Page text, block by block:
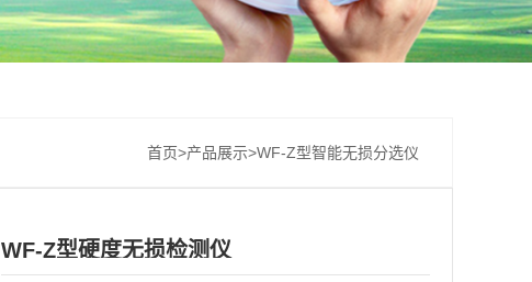
首页>产品展示>WF-Z型智能无损分选仪
WF-Z型硬度无损检测仪